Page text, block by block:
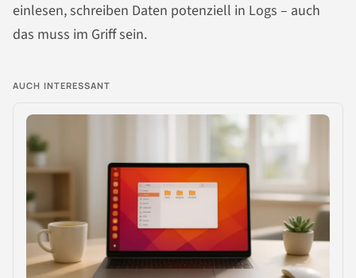
einlesen, schreiben Daten potenziell in Logs – auch
das muss im Griff sein.
AUCH INTERESSANT